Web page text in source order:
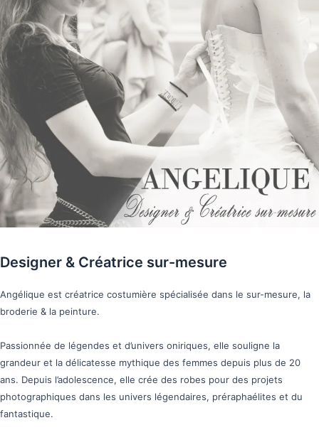
Designer & Créatrice sur-mesure
Angélique est créatrice costumière spécialisée dans le sur-mesure, la
broderie & la peinture.
Passionnée de légendes et d’univers oniriques, elle souligne la
grandeur et la délicatesse mythique des femmes depuis plus de 20
ans. Depuis l’adolescence, elle crée des robes pour des projets
photographiques dans les univers légendaires, préraphaélites et du
fantastique.